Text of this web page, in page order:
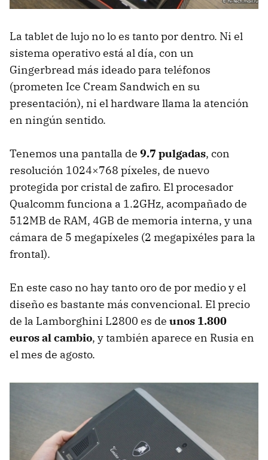
La tablet de lujo no lo es tanto por dentro. Ni el
sistema operativo está al día, con un
Gingerbread más ideado para teléfonos
(prometen Ice Cream Sandwich en su
presentación), ni el hardware llama la atención
en ningún sentido.
Tenemos una pantalla de 9.7 pulgadas, con
resolución 1024×768 píxeles, de nuevo
protegida por cristal de zafiro. El procesador
Qualcomm funciona a 1.2GHz, acompañado de
512MB de RAM, 4GB de memoria interna, y una
cámara de 5 megapíxeles (2 megapixéles para la
frontal).
En este caso no hay tanto oro de por medio y el
diseño es bastante más convencional. El precio
de la Lamborghini L2800 es de unos 1.800
euros al cambio, y también aparece en Rusia en
el mes de agosto.